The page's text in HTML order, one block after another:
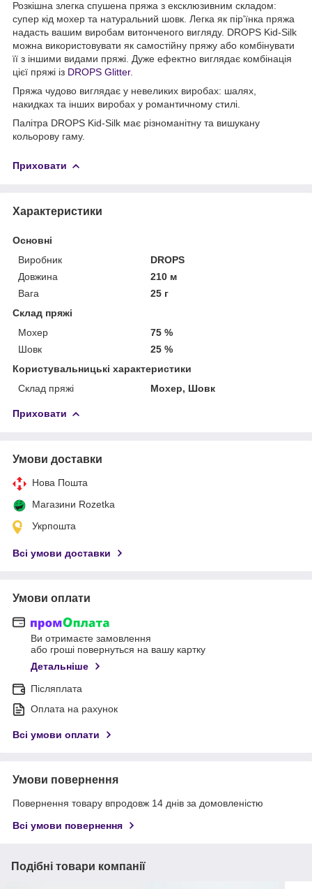
Розкішна злегка спушена пряжа з ексклюзивним складом:
супер кід мохер та натуральний шовк. Легка як пір'їнка пряжа
надасть вашим виробам витонченого вигляду. DROPS Kid-Silk
можна використовувати як самостійну пряжу або комбінувати
її з іншими видами пряжі. Дуже ефектно виглядає комбінація
цієї пряжі із DROPS Glitter.
Пряжа чудово виглядає у невеликих виробах: шалях,
накидках та інших виробах у романтичному стилі.
Палітра DROPS Kid-Silk має різноманітну та вишукану
кольорову гаму.
Приховати
Характеристики
Основні
Виробник
DROPS
Довжина
210 м
Вага
25 г
Склад пряжі
Мохер
75 %
Шовк
25 %
Користувальницькі характеристики
Склад пряжі
Мохер, Шовк
Приховати
Умови доставки
Нова Пошта
Магазини Rozetka
Укрпошта
Всі умови доставки
Умови оплати
Ви отримаєте замовлення
або гроші повернуться на вашу картку
Детальніше
Післяплата
Оплата на рахунок
Всі умови оплати
Умови повернення
Повернення товару впродовж 14 днів за домовленістю
Всі умови повернення
Подібні товари компанії